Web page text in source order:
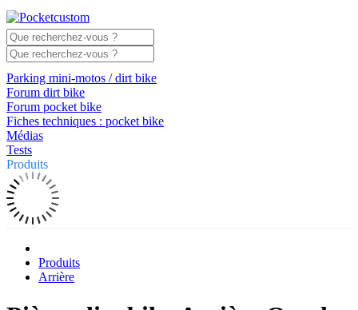
Parking mini-motos / dirt bike
Forum dirt bike
Forum pocket bike
Fiches techniques : pocket bike
Médias
Tests
Produits
Produits
Arrière